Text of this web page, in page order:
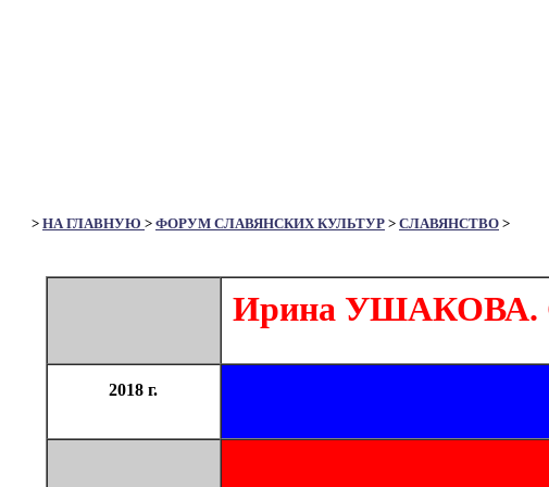
> НА ГЛАВНУЮ > ФОРУМ СЛАВЯНСКИХ КУЛЬТУР > СЛАВЯНСТВО >
Ирина УШАКОВА.
2018 г.